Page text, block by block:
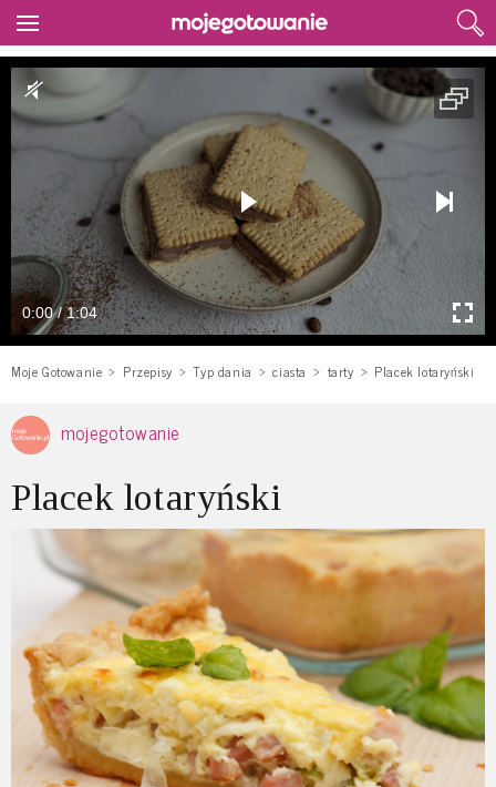
0:00 / 1:04
Moje Gotowanie Przepisy Typ dania ciasta tarty Placek lotaryński
mojegotowanie
Placek lotaryński